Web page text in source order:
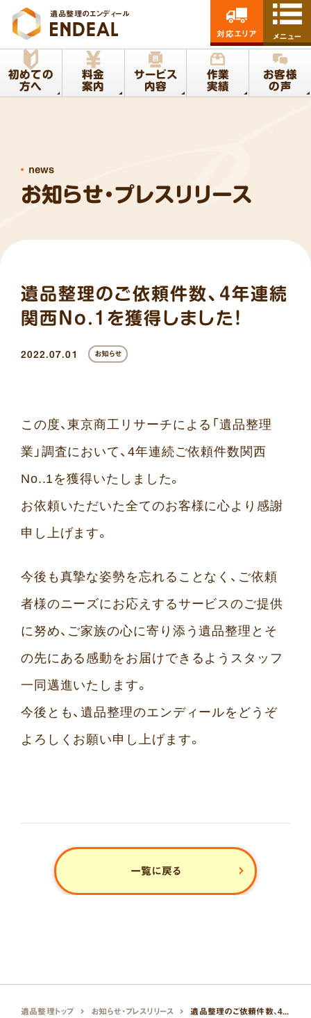
遺品整理のエンディール
初めての
方へ
料金
案内
サービス
内容
作業
実績
お客様
の声
対応エリア メニュー
お知らせ・プレスリリース
news
遺品整理のご依頼件数、4年連続
関西No.1を獲得しました！
2022.07.01 お知らせ
この度、東京商工リサーチによる「遺品整理
業」調査において、4年連続ご依頼件数関西
No..1を獲得いたしました。
お依頼いただいた全てのお客様に心より感謝
申し上げます。
今後も真摯な姿勢を忘れることなく、ご依頼
者様のニーズにお応えするサービスのご提供
に努め、ご家族の心に寄り添う遺品整理とそ
の先にある感動をお届けできるようスタッフ
一同邁進いたします。
今後とも、遺品整理のエンディールをどうぞ
よろしくお願い申し上げます。
一覧に戻る
遺品整理トップ お知らせ・プレスリリース